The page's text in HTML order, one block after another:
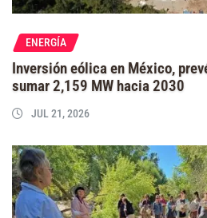
ENERGÍA
Inversión eólica en México,
sumar 2,159 MW hacia 2030
JUL 21, 2026